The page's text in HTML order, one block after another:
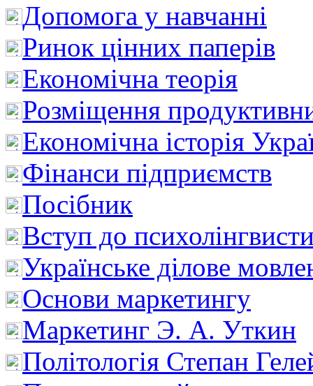
Допомога у навчанні
Ринок цінних паперів
Економічна теорія
Розміщення
Економічна історія
Фінанси підприємств
Посібник
Вступ до
Українське ділове
Основи маркетингу
Маркетинг Э. А. Уткин
Політологія Степан